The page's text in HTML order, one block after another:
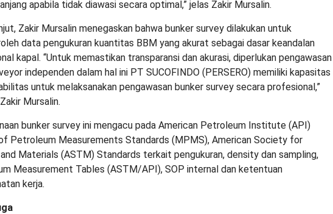
apabila tidak diawasi secara optimal,” jelas Zakir Mursalin.
Zakir Mursalin menegaskan bahwa bunker survey dilakukan untuk
data pengukuran kuantitas BBM yang akurat sebagai dasar keandalan
kapal. “Untuk memastikan transparansi dan akurasi, diperlukan pengawasan
independen dalam hal ini PT SUCOFINDO (PERSERO) memiliki kapasitas
untuk melaksanakan pengawasan bunker survey secara profesional,”
Mursalin.
bunker survey ini mengacu pada American Petroleum Institute (API)
Petroleum Measurements Standards (MPMS), American Society for
Materials (ASTM) Standards terkait pengukuran, density dan sampling,
Measurement Tables (ASTM/API), SOP internal dan ketentuan
kerja.